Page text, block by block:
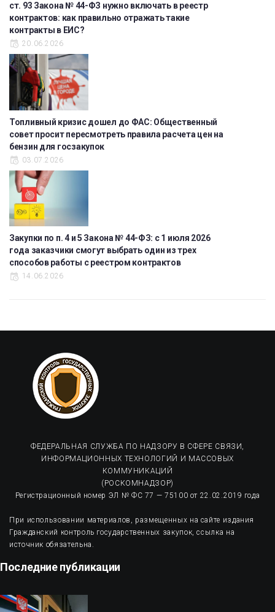
ст. 93 Закона № 44-ФЗ нужно включать в реестр
контрактов: как правильно отражать такие
контракты в ЕИС?
20.06.2026
Топливный кризис дошел до ФАС: Общественный
совет просит пересмотреть правила расчета цен на
бензин для госзакупок
03.07.2026
Закупки по п. 4 и 5 Закона № 44-ФЗ: с 1 июля 2026
года заказчики смогут выбрать один из трех
способов работы с реестром контрактов
14.06.2026
ФЕДЕРАЛЬНАЯ СЛУЖБА ПО НАДЗОРУ В СФЕРЕ СВЯЗИ,
ИНФОРМАЦИОННЫХ ТЕХНОЛОГИЙ И МАССОВЫХ
КОММУНИКАЦИЙ
(РОСКОМНАДЗОР)
Регистрационный номер ЭЛ № ФС 77 — 75100 от 22.02.2019 года
При использовании материалов, размещенных на сайте издания
Гражданский контроль государственных закупок, ссылка на
источник обязательна.
Последние публикации